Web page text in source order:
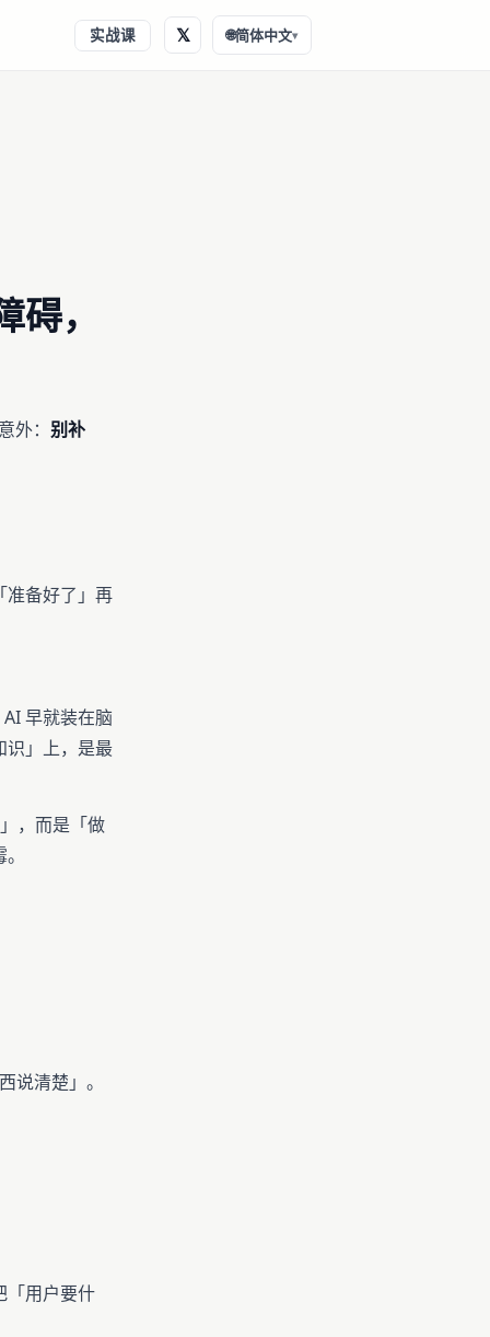
实战课 𝕏 🌐简体中文▾
，
： 别补
准备好了」再
早就装在脑
识」上，是最
，而是「做
说清楚」。
「用户要什